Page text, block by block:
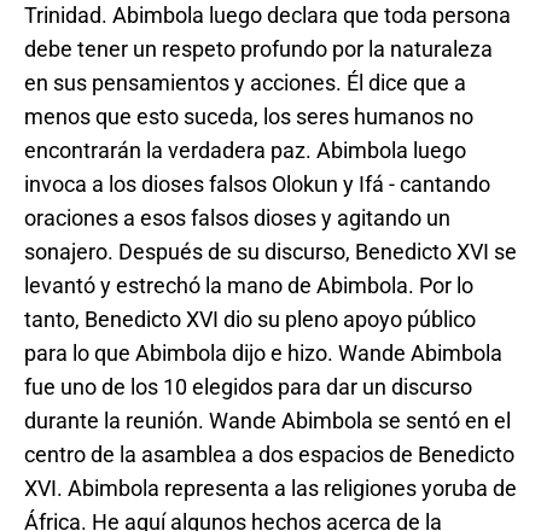
Trinidad. Abimbola luego declara que toda persona
debe tener un respeto profundo por la naturaleza
en sus pensamientos y acciones. Él dice que a
menos que esto suceda, los seres humanos no
encontrarán la verdadera paz. Abimbola luego
invoca a los dioses falsos Olokun y Ifá - cantando
oraciones a esos falsos dioses y agitando un
sonajero. Después de su discurso, Benedicto XVI se
levantó y estrechó la mano de Abimbola. Por lo
tanto, Benedicto XVI dio su pleno apoyo público
para lo que Abimbola dijo e hizo. Wande Abimbola
fue uno de los 10 elegidos para dar un discurso
durante la reunión. Wande Abimbola se sentó en el
centro de la asamblea a dos espacios de Benedicto
XVI. Abimbola representa a las religiones yoruba de
África. He aquí algunos hechos acerca de la